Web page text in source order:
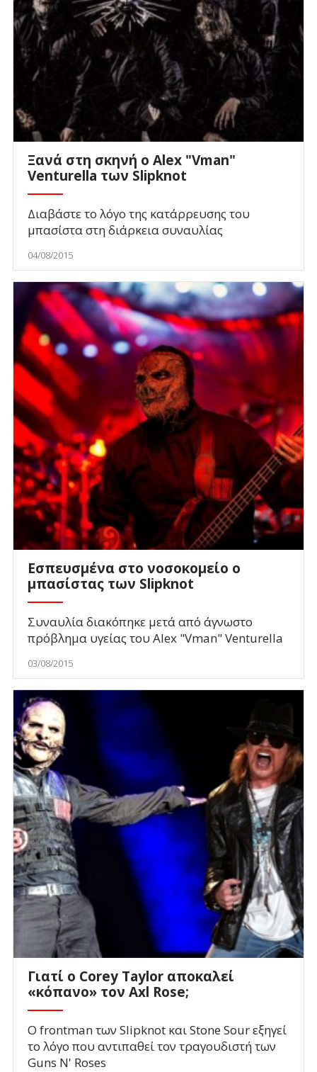
Ξανά στη σκηνή ο Alex "Vman"
Venturella των Slipknot
Διαβάστε το λόγο της κατάρρευσης του
μπασίστα στη διάρκεια συναυλίας
04/08/2015
Eσπευσμένα στο νοσοκομείο ο
μπασίστας των Slipknot
Συναυλία διακόπηκε μετά από άγνωστο
πρόβλημα υγείας του Alex "Vman" Venturella
03/08/2015
Γιατί ο Corey Taylor αποκαλεί
«κόπανο» τον Axl Rose;
Ο frontman των Slipknot και Stone Sour εξηγεί
το λόγο που αντιπαθεί τον τραγουδιστή των
Guns N' Roses